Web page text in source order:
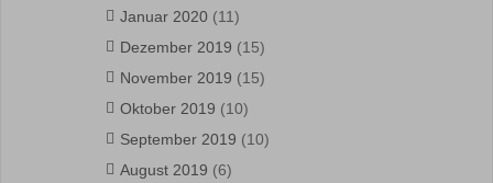
Januar 2020 (11)
Dezember 2019 (15)
November 2019 (15)
Oktober 2019 (10)
September 2019 (10)
August 2019 (6)